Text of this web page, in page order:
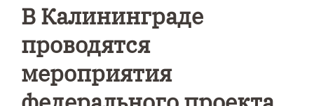
В Калининграде
проводятся
мероприятия